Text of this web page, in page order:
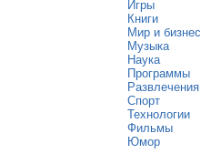
Игры
Книги
Мир и бизнес
Музыка
Наука
Программы
Развлечения
Спорт
Технологии
Фильмы
Юмор